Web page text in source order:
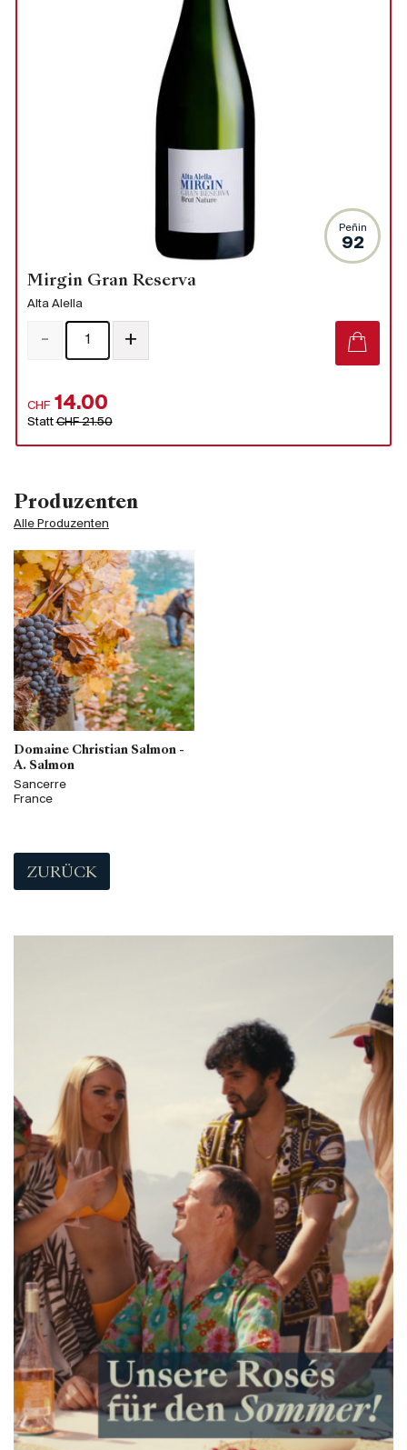
Produzenten
Alle Produzenten
Domaine Christian Salmon -
A. Salmon
Sancerre
France
ZURÜCK
Peñin
92
Mirgin Gran Reserva
Alta Alella
CHF 14.00
StattCHF 21.50
- +